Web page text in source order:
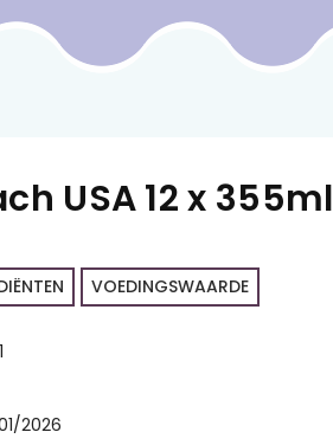
USA 12 x 355ml
VOEDINGSWAARDE
2026